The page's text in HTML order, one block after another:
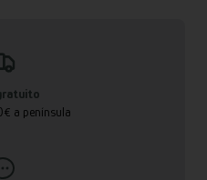
a península